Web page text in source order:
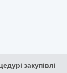
закупівлі